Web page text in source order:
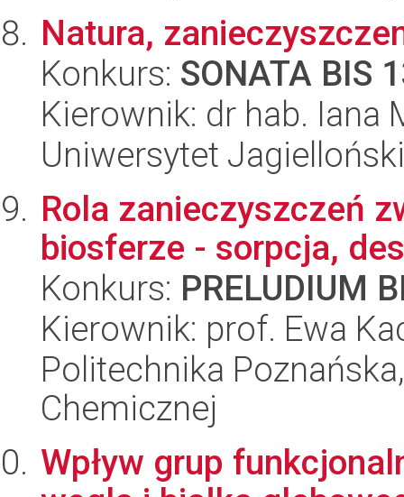
Natura,
Konkurs: SONATA BIS
Kierownik: dr hab. Iana
Uniwersytet
Rola zanieczyszczeń
biosferze - sorpcja,
Konkurs: PRELUDIUM
Kierownik: prof. Ewa
Politechnika
Chemicznej
Wpływ grup